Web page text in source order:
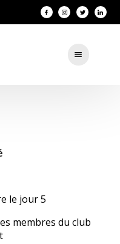
le jour 5
membres du club